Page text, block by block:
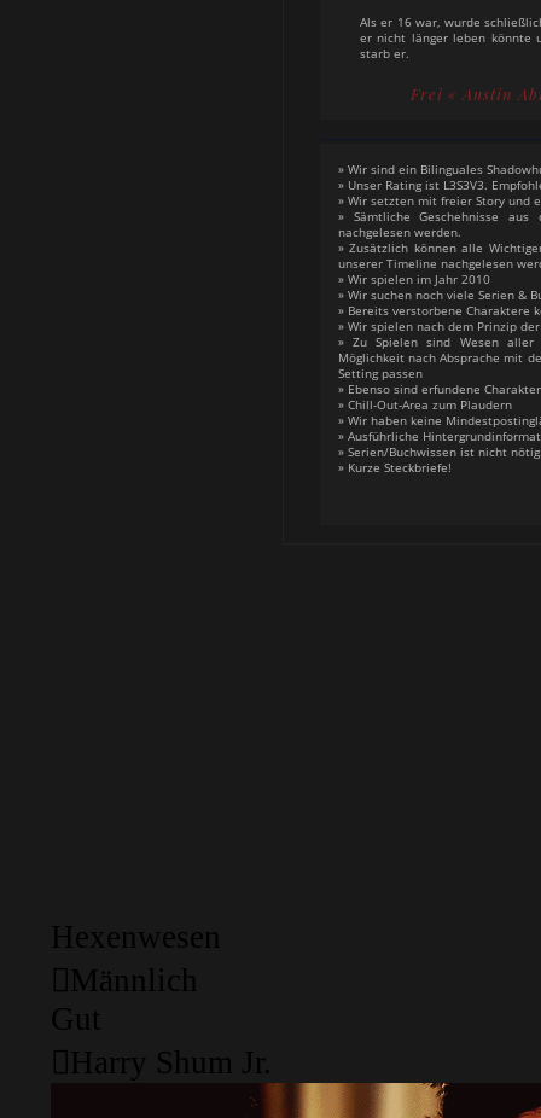
Als er 16 war, wurde
er nicht länger leben könnte
starb er.
Auch neun Jahre nach
seine Mutter immer noch
Schattenjäger töten müsste.
Kette die Tatiana "der letzte
goldenes Medaillon das
jemanden wieder zum Leben
Tatiana und Grace flehten
Tod an das zu
lieber zum Geist und behielt
Als Lucie Herondale in
Hilfe schreit weil ihre
Carstairs bewusstlos in
dachte Jesse zuerst das
sondern Lucie ertrinken
gekommen um Lucie mit dem
retten. Später nutzt er das
Lucies Bruder James
dieser halb tot aus dem
Frei « Austin
» Wir sind ein Bilinguales
» Unser Rating ist L3S3V3.
» Wir setzten mit freier Story und
» Sämtliche Geschehnisse
nachgelesen werden.
» Zusätzlich können alle
unserer Timeline nachgelesen
» Wir spielen im Jahr 2010
» Wir suchen noch viele Serien &
» Bereits verstorbene Charaktere
» Wir spielen nach dem Prinzip
» Zu Spielen sind Wesen
Möglichkeit nach Absprache mit
Setting passen
» Ebenso sind erfundene
» Chill-Out-Area zum Plaudern
» Wir haben keine
» Ausführliche
» Serien/Buchwissen ist nicht
» Kurze Steckbriefe!
Hexenwesen
Männlich
Gut
Harry Shum Jr.